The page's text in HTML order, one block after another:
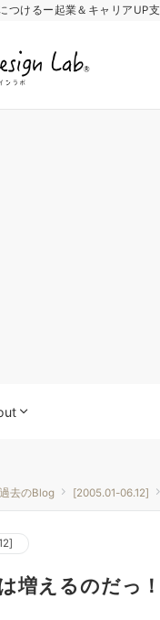
つけるー起業＆キャリアUP
過去のBlog [2005.01-06.12]
増えるのだっ！